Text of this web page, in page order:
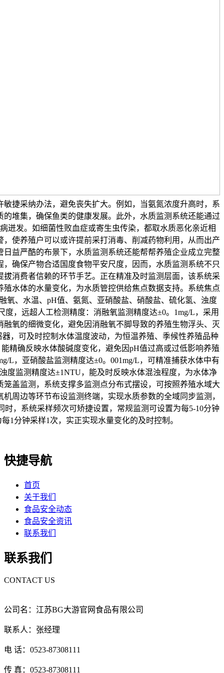
捷采纳办法，避免丧失扩大。例如，当氨氮浓度升高时，系
堆集，确保鱼类的健康发展。此外，水质监测系统还能通过
迸发。如细菌性败血症或寄生虫传染，都取水质恶化亲近相
使养殖户可以或许提前采打消毒、削减药物利用，从而出产
益严酷的布景下，水质监测系统还能帮帮养殖企业成立完整
确保产物合适国度食物平安尺度，因而，水质监测系统不只
消费者信赖的环节手艺。正在精准及时监测层面，该系统采
水体的水量变化，为水质管控供给焦点数据支持。系统焦点
氧、水温、pH值、氨氮、亚硝酸盐、硝酸盐、硫化氢、浊度
，远超人工检测精度：消融氧监测精度达±0。1mg/L，采用
氧的细微变化，避免因消融氧不脚导致的养殖生物浮头、灭
，可及时控制水体温度波动，为恒温养殖、季候性养殖品种
精确反映水体酸碱度变化，避免因pH值过高或过低影响养殖
L，亚硝酸盐监测精度达±0。001mg/L，可精准捕获水体中有
度监测精度达±1NTU，能及时反映水体混浊程度，为水体净
盖监测，系统支撑多监测点分布式摆设，可按照养殖水域大
周边等环节布设监测终端，实现水质参数的全域同步监测，
，系统采样频次可矫捷设置，常规监测可设置为每5-10分钟
1分钟采样1次，实正实现水量变化的及时控制。
快捷导航
首页
关于我们
食品安全动态
食品安全资讯
联系我们
联系我们
CONTACT US
公司名：江苏BG大游官网食品有限公司
联系人：张经理
电 话：0523-87308111
传 真：0523-87308111